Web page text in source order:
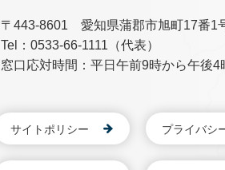
〒443-8601 愛知県蒲郡市旭町17番1
Tel：0533-66-1111（代表）
窓口応対時間：平日午前9時から午後4
サイトポリシー プライバシ